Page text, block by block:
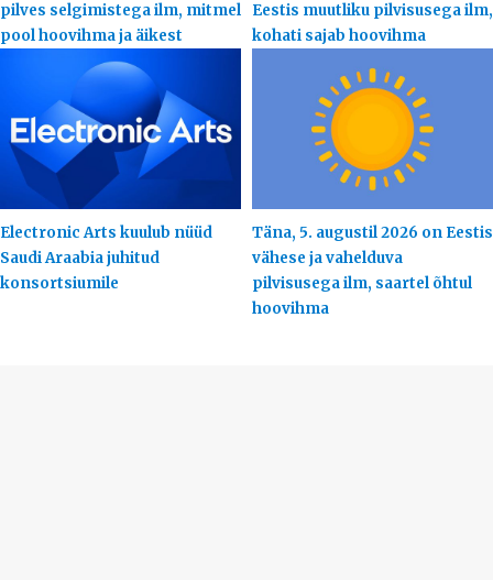
pilves selgimistega ilm, mitmel
pool hoovihma ja äikest
Eestis muutliku pilvisusega ilm,
kohati sajab hoovihma
Electronic Arts kuulub nüüd
Saudi Araabia juhitud
konsortsiumile
Täna, 5. augustil 2026 on Eestis
vähese ja vahelduva
pilvisusega ilm, saartel õhtul
hoovihma